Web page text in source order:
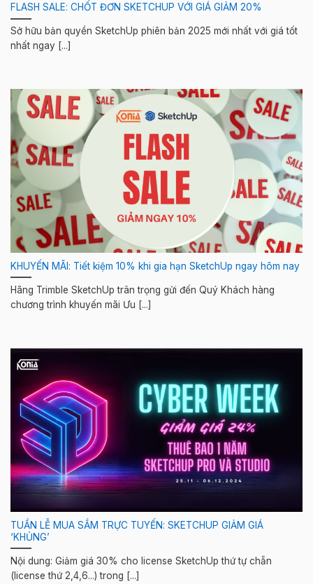
FLASH SALE: CHỐT ĐƠN SKETCHUP VỚI GIÁ GIẢM 20%
Sở hữu bản quyền SketchUp phiên bản 2025 mới nhất với giá tốt
nhất ngay [...]
KHUYẾN MÃI: Tiết kiệm 10% khi gia hạn SketchUp ngay hôm nay
Hãng Trimble SketchUp trân trọng gửi đến Quý Khách hàng
chương trình khuyến mãi Ưu [...]
TUẦN LỄ MUA SẮM TRỰC TUYẾN: SKETCHUP GIẢM GIÁ
‘KHỦNG’
Nội dung: Giảm giá 30% cho license SketchUp thứ tự chẵn
(license thứ 2,4,6...) trong [...]